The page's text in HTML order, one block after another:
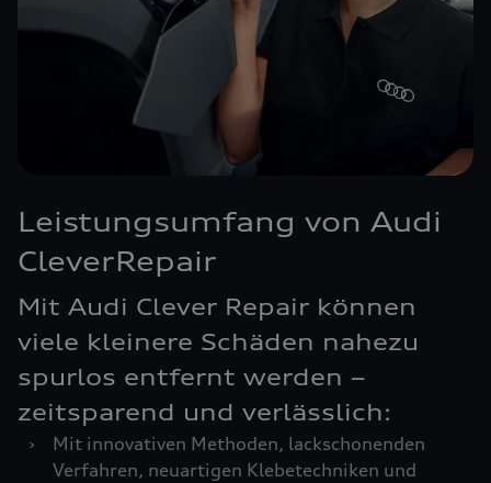
Leistungsumfang von Audi
CleverRepair
Mit Audi Clever Repair können
viele kleinere Schäden nahezu
spurlos entfernt werden –
zeitsparend und verlässlich:
›
Mit innovativen Methoden, lackschonenden
Verfahren, neuartigen Klebetechniken und